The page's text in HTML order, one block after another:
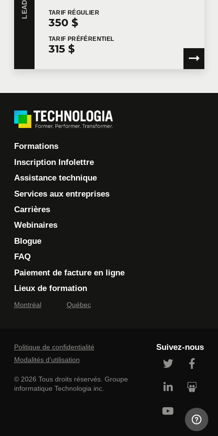
Je souhaite que Technologia m'envoie des
communications commerciales.
TARIF RÉGULIER
350 $
TARIF PRÉFÉRENTIEL
315 $
Formations
Inscription Infolettre
Assistance technique
Services aux entreprises
Carrières
Webinaires
Blogue
FAQ
Paiement de facture en ligne
Lieux de formation
Montréal Québec
Politique de confidentialité
Modalités d'utilisation
© 2026 Tous droits réservés. Groupe
informatique Technologia inc.
Suivez-nous